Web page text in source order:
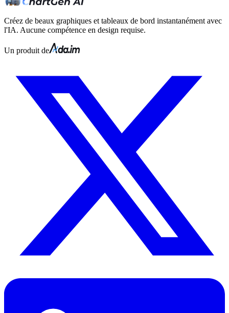
Créez de beaux graphiques et tableaux de bord instantanément avec
l'IA. Aucune compétence en design requise.
Un produit de